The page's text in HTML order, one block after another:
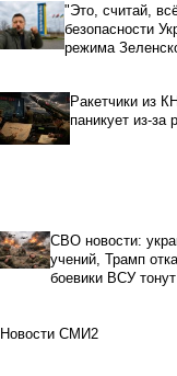
"Это, считай,
безопасности
режима
Ракетчики из
паникует из-за
СВО новости:
учений, Трамп
боевики ВСУ
Новости СМИ2